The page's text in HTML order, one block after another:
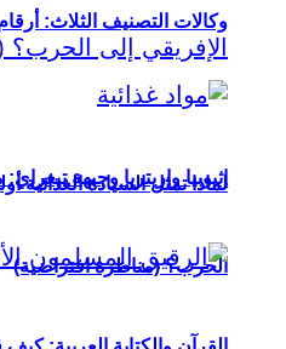
إثيوبيا وإريتريا وجبهة
الحرب؟ (مناظرة افتراضية)
وكالات التصنيف الثلاث:
لماذا تمثل السيادة الغذائية